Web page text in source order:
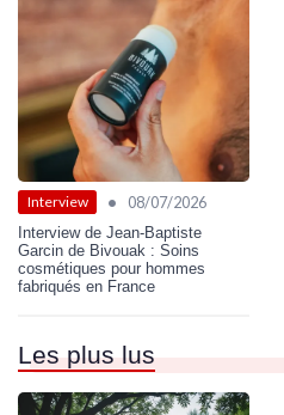
Interview • 08/07/2026
Interview de Jean-Baptiste
Garcin de Bivouak : Soins
cosmétiques pour hommes
fabriqués en France
Les plus lus